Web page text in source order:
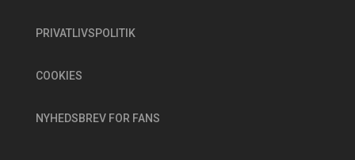
PRIVATLIVSPOLITIK
COOKIES
NYHEDSBREV FOR FANS